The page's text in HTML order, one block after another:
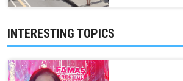
INTERESTING TOPICS